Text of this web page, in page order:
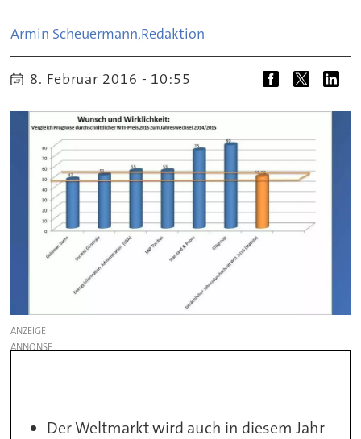
Armin Scheuermann,Redaktion
8. Februar 2016 - 10:55
ANZEIGE
Der Weltmarkt wird auch in diesem Jahr